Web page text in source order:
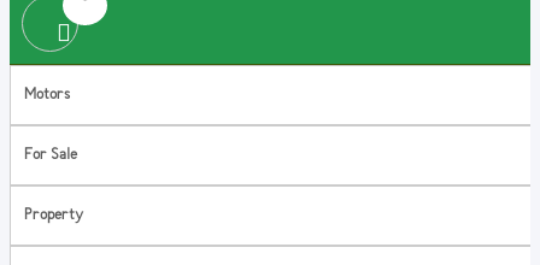
Motors
For Sale
Property